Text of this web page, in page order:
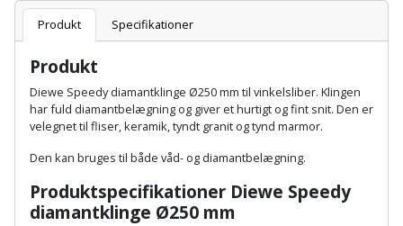
Fugtsikring
Garageport
Gelænder
Gips
Grundmursplader
Fugepistol
skumpistol
Gevindskærer
Gipsværktøj
Glasløfter
Betonsliber
Bindemaskine
Bits
Bordrundsav
Motorenhed
Motorsav
og
kædesav
Motorsav
og
kædesav
Brænde
Brændeovn
Brandslukker
Brugskunst
Camping
og
afrensning
Spartelmasse
til
væg
Tape
Rør
fittings
Stålvask
og
indeklima
Guides
Aktiviteter
Produkt Specifikationer
Produkt
Diewe Speedy diamantklinge Ø250 mm til vinkelsliber. Klingen
har fuld diamantbelægning og giver et hurtigt og fint snit. Den er
velegnet til fliser, keramik, tyndt granit og tynd marmor.
Den kan bruges til både våd- og diamantbelægning.
Produktspecifikationer Diewe Speedy
diamantklinge Ø250 mm